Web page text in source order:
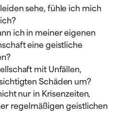
sehe, fühle ich mich
ich in meiner eigenen
eine geistliche
mit Unfällen,
Schäden um?
nur in Krisenzeiten,
regelmäßigen geistlichen